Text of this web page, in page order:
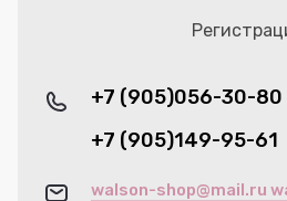
+7 (905)056-30-80
+7 (905)149-95-61
walson-shop@mail.ru